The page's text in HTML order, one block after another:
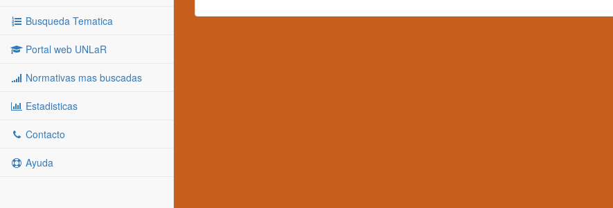
Busqueda Tematica
Portal web UNLaR
Normativas mas buscadas
Estadisticas
Contacto
Ayuda